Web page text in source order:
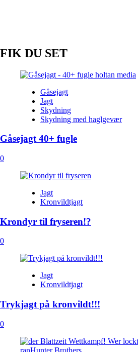
FIK DU SET
Gåsejagt
Jagt
Skydning
Skydning med haglgevær
Gåsejagt 40+ fugle
0
Jagt
Kronvildtjagt
Krondyr til fryseren!?
0
Jagt
Kronvildtjagt
Trykjagt på kronvildt!!!
0